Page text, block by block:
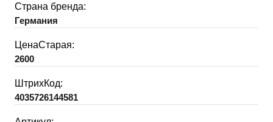
Страна бренда:
Германия
ЦенаСтарая:
2600
ШтрихКод:
4035726144581